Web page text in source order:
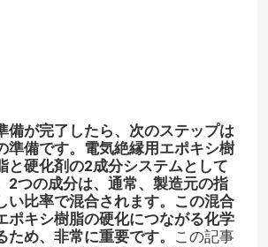
い て
備が完了したら、次のステップは
準備です。電気絶縁用エポキシ樹
と硬化剤の2成分システムとして
2つの成分は、通常、製造元の指
い比率で混合されます。この混合
ポキシ樹脂の硬化につながる化学
ため、非常に重要です。​ この記事